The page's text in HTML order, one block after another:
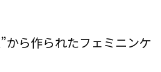
から作られたフェミニンケ